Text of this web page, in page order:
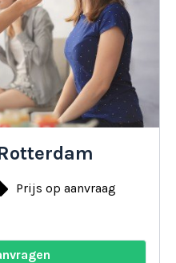
Prijs op aanvraag